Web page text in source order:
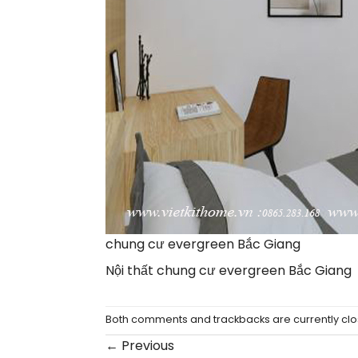
chung cư evergreen Bắc Giang
Nội thất chung cư evergreen Bắc Giang
Both comments and trackbacks are currently
← Previous